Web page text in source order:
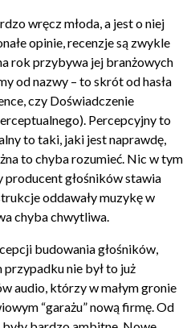
wręcz młoda, a jest o niej
opinie, recenzje są zwykle
rok przybywa jej branżowych
od nazwy – to skrót od hasła
czy Doświadczenie
Percepcyjny to
to taki, jaki jest naprawdę,
to chyba rozumieć. Nic w tym
głośników stawia
oddawały muzykę w
chyba chwytliwa.
budowania głośników,
nie był to już
audio, którzy w małym gronie
“garażu” nową firmę. Od